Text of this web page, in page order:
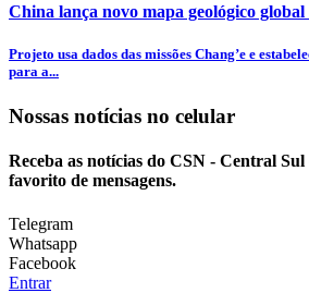
China lança novo mapa geológico
Projeto usa dados das missões Chang’e e
para a...
Nossas notícias no celular
Receba as notícias do CSN - Central
favorito de mensagens.
Telegram
Whatsapp
Facebook
Entrar